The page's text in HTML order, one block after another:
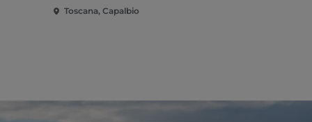
Toscana, Capalbio